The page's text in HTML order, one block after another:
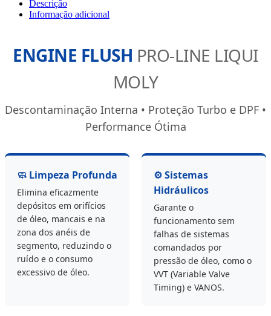
Liqui
Descrição
Informação adicional
ENGINE FLUSH PRO-LINE LIQUI
MOLY
Descontaminação Interna • Proteção Turbo e DPF •
Performance Ótima
🧼 Limpeza Profunda
Elimina eficazmente
depósitos em orifícios
de óleo, mancais e na
zona dos anéis de
segmento, reduzindo o
ruído e o consumo
excessivo de óleo.
⚙️ Sistemas
Hidráulicos
Garante o
funcionamento sem
falhas de sistemas
comandados por
pressão de óleo, como o
VVT (Variable Valve
Timing) e VANOS.